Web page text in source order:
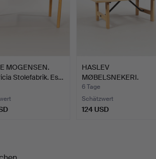
MOGENSEN.
Stolefabrik. Es…
HASLEV
MØBELSNEKERI.
Couchtisch aus Buche …
6 Tage
Schätzwert
124 USD